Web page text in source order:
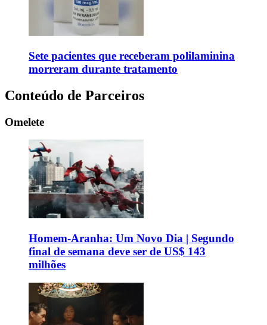
Sete pacientes que receberam polilaminina
morreram durante tratamento
Conteúdo de Parceiros
Omelete
Homem-Aranha: Um Novo Dia | Segundo
final de semana deve ser de US$ 143
milhões